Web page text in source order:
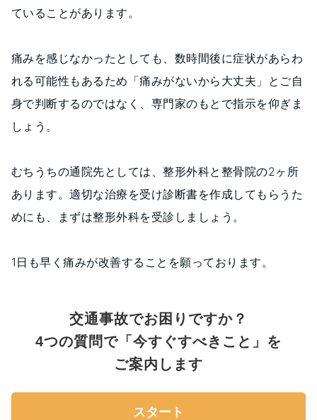
ていることがあります。
痛みを感じなかったとしても、数時間後に症状があらわ
れる可能性もあるため「痛みがないから大丈夫」とご自
身で判断するのではなく、専門家のもとで指示を仰ぎま
しょう。
むちうちの通院先としては、整形外科と整骨院の2ヶ所
あります。適切な治療を受け診断書を作成してもらうた
めにも、まずは整形外科を受診しましょう。
1日も早く痛みが改善することを願っております。
交通事故でお困りですか？
4つの質問で「今すぐすべきこと」を
ご案内します
スタート